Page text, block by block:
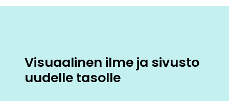
Visuaalinen ilme ja sivusto
uudelle tasolle